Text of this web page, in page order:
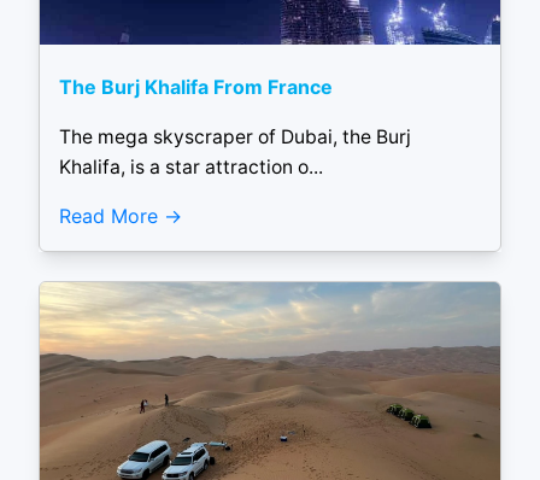
The Burj Khalifa From France
The mega skyscraper of Dubai, the Burj
Khalifa, is a star attraction o...
Read More